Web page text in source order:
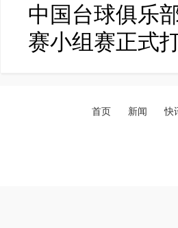
中国台球俱乐
赛小组赛正式
首页 新闻 快